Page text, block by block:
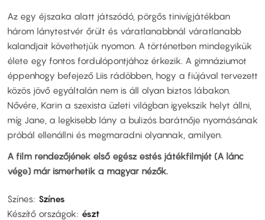
Az egy éjszaka alatt játszódó, pörgős tinivígjátékban
három lánytestvér őrült és váratlanabbnál váratlanabb
kalandjait követhetjük nyomon. A történetben mindegyikük
élete egy fontos fordulópontjához érkezik. A gimnáziumot
éppenhogy befejező Liis rádöbben, hogy a fiújával tervezett
közös jövő egyáltalán nem is áll olyan biztos lábakon.
Nővére, Karin a szexista üzleti világban igyekszik helyt állni,
míg Jane, a legkisebb lány a bulizós barátnője nyomásának
próbál ellenállni és megmaradni olyannak, amilyen.
A film rendezőjének első egész estés játékfilmjét (A lánc
vége) már ismerhetik a magyar nézők.
Színes Színes
Készítő országok
észt